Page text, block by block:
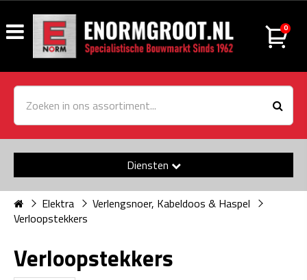
0
Diensten
Elektra
Verlengsnoer, Kabeldoos & Haspel
Verloopstekkers
Verloopstekkers